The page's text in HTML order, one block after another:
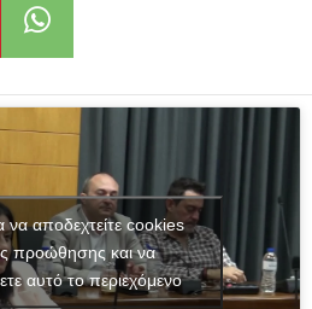
να αποδεχτείτε cookies
προώθησης και να
αυτό το περιεχόμενο